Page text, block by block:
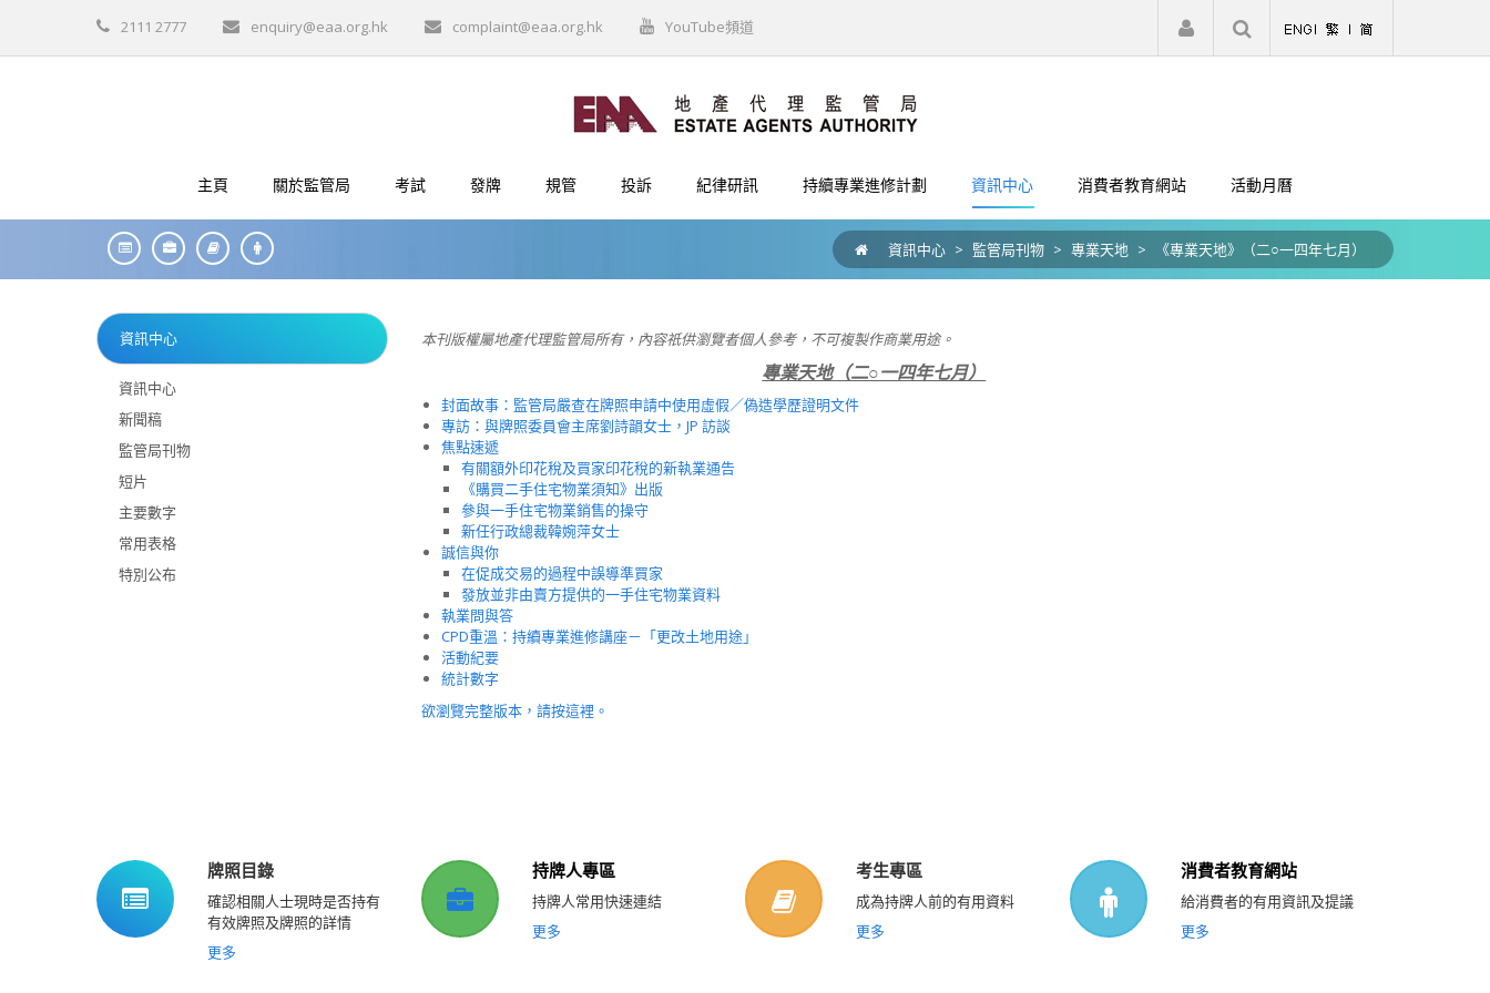
2111 2777 enquiry@eaa.org.hk complaint@eaa.org.hk YouTube頻道 註冊 登入
主頁 關於監管局 考試 發牌 規管 投訴 紀律研訊 持續專業進修計劃 資訊中心 消費者教育網站 活動月曆
資訊中心 > 監管局刊物 > 專業天地 > 《專業天地》（二○一四年七月）
資訊中心
資訊中心
新聞稿
監管局刊物
短片
主要數字
常用表格
特別公布
本刊版權屬地產代理監管局所有，內容祇供瀏覽者個人參考，不可複製作商業用途。
專業天地（二○一四年七月）
封面故事：監管局嚴查在牌照申請中使用虛假／偽造學歷證明文件
專訪：與牌照委員會主席劉詩韻女士，JP 訪談
焦點速遞
有關額外印花稅及買家印花稅的新執業通告
《購買二手住宅物業須知》出版
參與一手住宅物業銷售的操守
新任行政總裁韓婉萍女士
誠信與你
在促成交易的過程中誤導準買家
發放並非由賣方提供的一手住宅物業資料
執業問與答
CPD重溫：持續專業進修講座－「更改土地用途」
活動紀要
統計數字
欲瀏覽完整版本，請按這裡。
牌照目錄
確認相關人士現時是否持有
有效牌照及牌照的詳情
更多
持牌人專區
持牌人常用快速連結
更多
考生專區
成為持牌人前的有用資料
更多
消費者教育網站
給消費者的有用資訊及提議
更多